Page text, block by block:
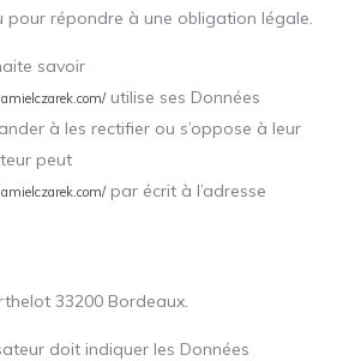
pour répondre à une obligation légale.
savoir
utilise ses Données
à les rectifier ou s’oppose à leur
peut
par écrit à l’adresse
33200 Bordeaux.
doit indiquer les Données